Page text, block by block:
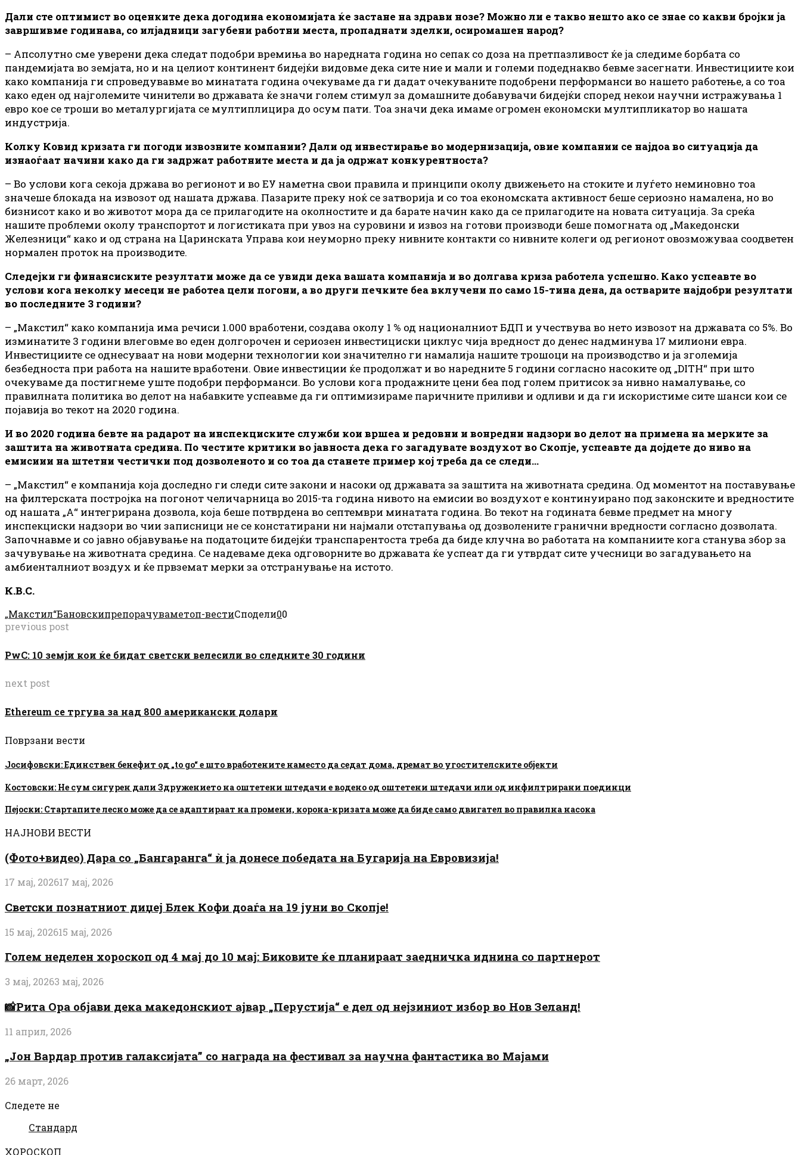
Дали сте оптимист во оценките дека догодина економијата ќе застане на здрави нозе? Можно ли е такво нешто ако се знае со какви бројки ја
завршивме годинава, со илјадници загубени работни места, пропаднати зделки, осиромашен народ?
– Апсолутно сме уверени дека следат подобри времиња во наредната година но сепак со доза на претпазливост ќе ја следиме борбата со
пандемијата во земјата, но и на целиот континент бидејќи видовме дека сите ние и мали и големи подеднакво бевме засегнати. Инвестициите кои
како компанија ги спроведувавме во минатата година очекуваме да ги дадат очекуваните подобрени перформанси во нашето работење, а со тоа
како еден од најголемите чинители во државата ќе значи голем стимул за домашните добавувачи бидејќи според некои научни истражувања 1
евро кое се троши во металургијата се мултиплицира до осум пати. Тоа значи дека имаме огромен економски мултипликатор во нашата
индустрија.
Колку Ковид кризата ги погоди извозните компании? Дали од инвестирање во модернизација, овие компании се најдоа во ситуација да
изнаоѓаат начини како да ги задржат работните места и да ја одржат конкурентноста?
– Во услови кога секоја држава во регионот и во ЕУ наметна свои правила и принципи околу движењето на стоките и луѓето неминовно тоа
значеше блокада на извозот од нашата држава. Пазарите преку ноќ се затворија и со тоа економската активност беше сериозно намалена, но во
бизнисот како и во животот мора да се прилагодите на околностите и да барате начин како да се прилагодите на новата ситуација. За среќа
нашите проблеми околу транспортот и логистиката при увоз на суровини и извоз на готови производи беше помогната од „Македонски
Железници“ како и од страна на Царинската Управа кои неуморно преку нивните контакти со нивните колеги од регионот овозможуваа соодветен
нормален проток на производите.
Следејки ги финансиските резултати може да се увиди дека вашата компанија и во долгава криза работела успешно. Како успеавте во
услови кога неколку месеци не работеа цели погони, а во други печките беа вклучени по само 15-тина дена, да остварите најдобри резултати
во последните 3 години?
– „Макстил“ како компанија има речиси 1.000 вработени, создава околу 1 % од националниот БДП и учествува во нето извозот на државата со 5%. Во
изминатите 3 години влеговме во еден долгорочен и сериозен инвестициски циклус чија вредност до денес надминува 17 милиони евра.
Инвестициите се однесуваат на нови модерни технологии кои значително ги намалија нашите трошоци на производство и ја зголемија
безбедноста при работа на нашите вработени. Овие инвестиции ќе продолжат и во наредните 5 години согласно насоките од „DITH“ при што
очекуваме да постигнеме уште подобри перформанси. Во услови кога продажните цени беа под голем притисок за нивно намалување, со
правилната политика во делот на набавките успеавме да ги оптимизираме паричните приливи и одливи и да ги искористиме сите шанси кои се
појавија во текот на 2020 година.
И во 2020 година бевте на радарот на инспекциските служби кои вршеа и редовни и вонредни надзори во делот на примена на мерките за
заштита на животната средина. По честите критики во јавноста дека го загадувате воздухот во Скопје, успеавте да дојдете до ниво на
емисиии на штетни честички под дозволеното и со тоа да станете пример кој треба да се следи…
– „Макстил“ е компанија која доследно ги следи сите закони и насоки од државата за заштита на животната средина. Од моментот на поставување
на филтерската постројка на погонот челичарница во 2015-та година нивото на емисии во воздухот е континуирано под законските и вредностите
од нашата „А“ интегрирана дозвола, која беше потврдена во септември минатата година. Во текот на годината бевме предмет на многу
инспекциски надзори во чии записници не се констатирани ни најмали отстапувања од дозволените гранични вредности согласно дозволата.
Започнавме и со јавно објавување на податоците бидејќи транспарентоста треба да биде клучна во работата на компаниите кога станува збор за
зачувување на животната средина. Се надеваме дека одговорните во државата ќе успеат да ги утврдат сите учесници во загадувањето на
амбиенталниот воздух и ќе првземат мерки за отстранување на истото.
К.В.С.
„Макстил“Бановскипрепорачуваметоп-вестиСподели00
previous post
PwC: 10 земји кои ќе бидат светски велесили во следните 30 години
next post
Ethereum се тргува за над 800 американски долари
Поврзани вести
Јосифовски: Единствен бенефит од „to go“ е што вработените наместо да седат дома, дремат во угостителските објекти
Костовски: Не сум сигурен дали Здружението на оштетени штедачи е водено од оштетени штедачи или од инфилтрирани поединци
Пејоски: Стартапите лесно може да се адаптираат на промени, корона-кризата може да биде само двигател во правилна насока
НАЈНОВИ ВЕСТИ
(Фото+видео) Дара со „Бангаранга“ ѝ ја донесе победата на Бугарија на Евровизија!
17 мај, 202617 мај, 2026
Светски познатниот диџеј Блек Кофи доаѓа на 19 јуни во Скопје!
15 мај, 202615 мај, 2026
Голем неделен хороскоп од 4 мај до 10 мај: Биковите ќе планираат заедничка иднина со партнерот
3 мај, 20263 мај, 2026
📸Рита Ора објави дека македонскиот ајвар „Перустија“ е дел од нејзиниот избор во Нов Зеланд!
11 април, 2026
„Јон Вардар против галаксијата” со награда на фестивал за научна фантастика во Мајами
26 март, 2026
Следете не
Стандард
ХОРОСКОП